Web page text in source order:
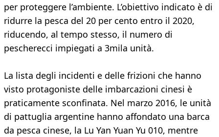
per proteggere l’ambiente. L’obiettivo indicato è di
ridurre la pesca del 20 per cento entro il 2020,
riducendo, al tempo stesso, il numero di
pescherecci impiegati a 3mila unità.
La lista degli incidenti e delle frizioni che hanno
visto protagoniste delle imbarcazioni cinesi è
praticamente sconfinata. Nel marzo 2016, le unità
di pattuglia argentine hanno affondato una barca
da pesca cinese, la Lu Yan Yuan Yu 010, mentre